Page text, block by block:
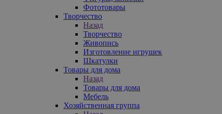
Фототовары
Творчество
Назад
Творчество
Живопись
Изготовление игрушек
Шкатулки
Товары для дома
Назад
Товары для дома
Мебель
Хозяйственная группа